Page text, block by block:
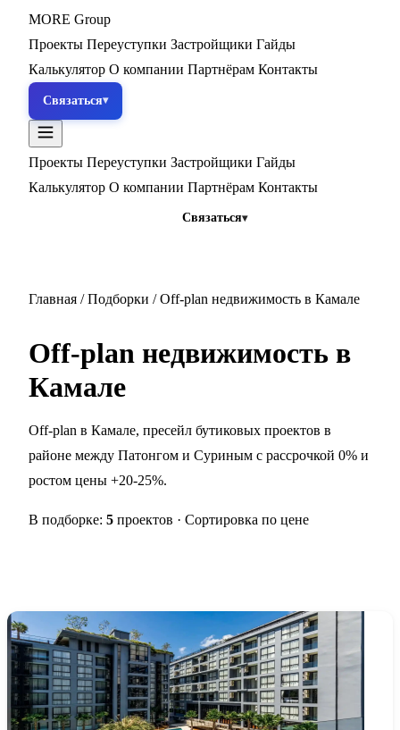
MORE Group
Проекты Переуступки Застройщики Гайды
Калькулятор О компании Партнёрам Контакты
Связаться
Проекты Переуступки Застройщики Гайды
Калькулятор О компании Партнёрам Контакты
Связаться
Главная / Подборки / Off-plan недвижимость в Камале
Off-plan недвижимость в
Камале
Off-plan в Камале, пресейл бутиковых проектов в
районе между Патонгом и Суриным с рассрочкой 0% и
ростом цены +20-25%.
В подборке: 5 проектов · Сортировка по цене